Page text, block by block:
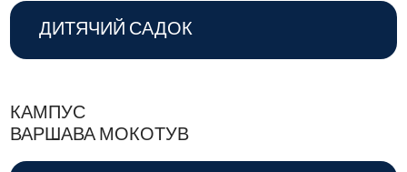
ДИТЯЧИЙ САДОК
КАМПУС
ВАРШАВА МОКОТУВ